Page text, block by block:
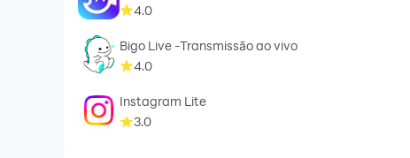
4.0
Bigo Live -Transmissão ao vivo
4.0
Instagram Lite
3.0